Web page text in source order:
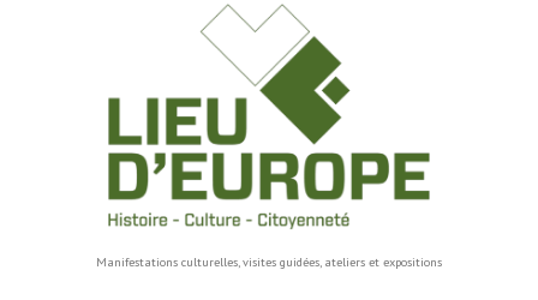
Manifestations culturelles, visites guidées, ateliers et expositions